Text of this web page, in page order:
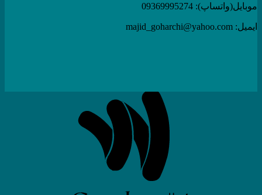
موبایل(واتساپ): 09369995274
ایمیل: majid_goharchi@yahoo.com